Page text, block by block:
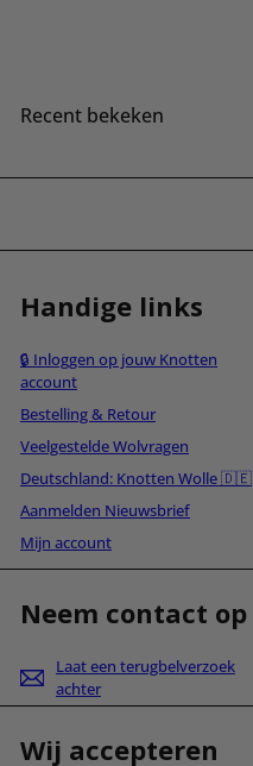
Recent bekeken
Handige links
🔒 Inloggen op jouw Knotten
account
Bestelling & Retour
Veelgestelde Wolvragen
Deutschland: Knotten Wolle 🇩🇪
Aanmelden Nieuwsbrief
Mijn account
Neem contact op
Laat een terugbelverzoek
achter
Wij accepteren